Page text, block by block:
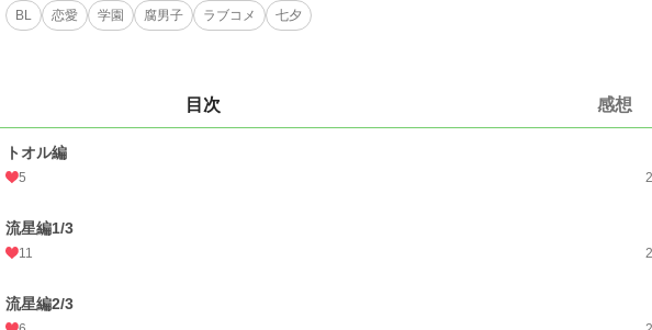
BL 恋愛 学園 腐男子 ラブコメ 七夕
目次 感想
トオル編
5
流星編1/3
11
流星編2/3